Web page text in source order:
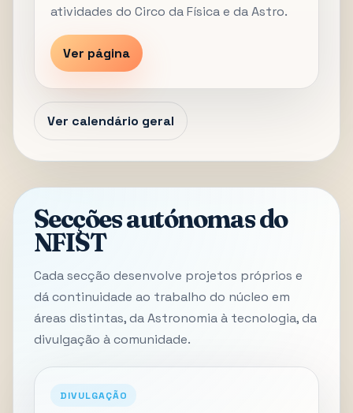
atividades do Circo da Física e da Astro.
Ver página
Ver calendário geral
Secções autónomas do
NFIST
Cada secção desenvolve projetos próprios e
dá continuidade ao trabalho do núcleo em
áreas distintas, da Astronomia à tecnologia, da
divulgação à comunidade.
DIVULGAÇÃO